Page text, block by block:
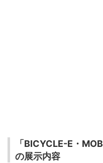
「BICYCLE-E・
の展示内容